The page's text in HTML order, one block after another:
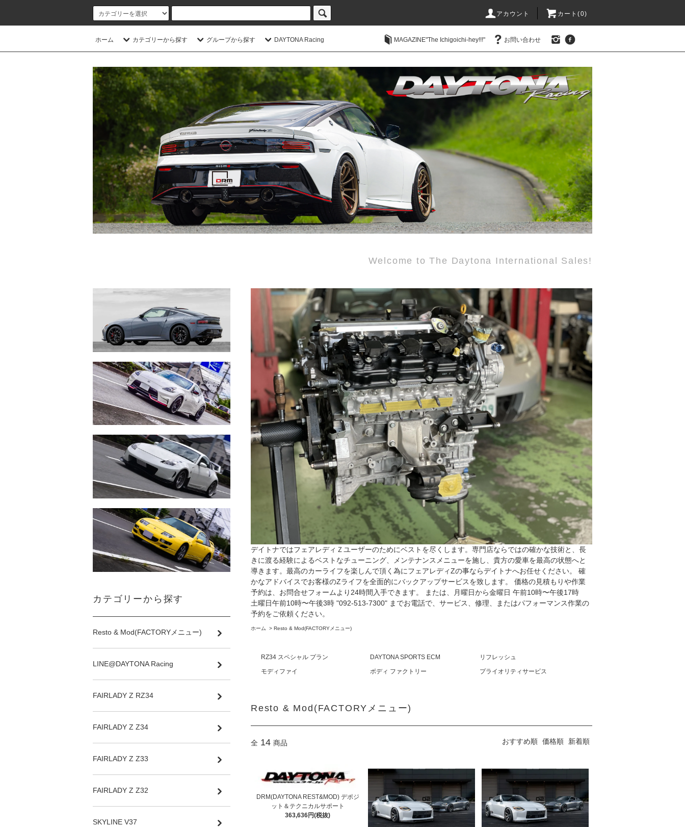
アカウント カート(0)
ホーム カテゴリーから探す グループから探す DAYTONA Racing MAGAZINE"The Ichigoichi-hey!!!" お問い合わせ
Welcome to The Daytona International Sales!
デイトナではフェアレディＺユーザーのためにベストを尽くします。専門店ならではの確かな技術と、長
きに渡る経験によるベストなチューニング、メンテナンスメニューを施し、貴方の愛車を最高の状態へと
導きます。最高のカーライフを楽しんで頂く為にフェアレディZの事ならデイトナへお任せください。 確
かなアドバイスでお客様のZライフを全面的にバックアップサービスを致します。 価格の見積もりや作業
予約は、 お問合せフォーム より24時間入手できます。 または、月曜日から金曜日 午前10時〜午後17時
土曜日午前10時〜午後3時 "092-513-7300" までお電話で、サービス、修理、またはパフォーマンス作業の
予約をご依頼ください。
ホーム > Resto & Mod(FACTORYメニュー)
RZ34 スペシャル プラン DAYTONA SPORTS ECM
リフレッシュ
モディファイ
ボディ ファクトリー プライオリティサービス
Resto & Mod(FACTORYメニュー)
全 14 商品 おすすめ順 価格順 新着順
DRM(DAYTONA REST&MOD) デポジ
ット＆テクニカルサポート
363,636円(税抜)
カテゴリーから探す
Resto & Mod(FACTORYメニュー)
LINE@DAYTONA Racing
FAIRLADY Z RZ34
FAIRLADY Z Z34
FAIRLADY Z Z33
FAIRLADY Z Z32
SKYLINE V37